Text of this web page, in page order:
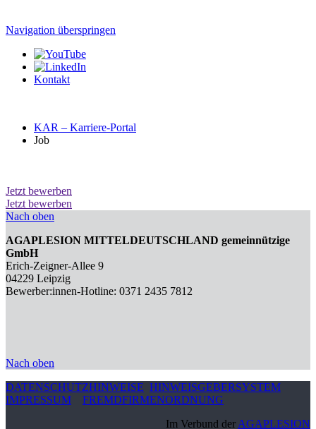
Navigation überspringen
Kontakt
KAR – Karriere-Portal
Job
Jetzt bewerben
Jetzt bewerben
Nach oben
AGAPLESION MITTELDEUTSCHLAND gemeinnützige
GmbH
Erich-Zeigner-Allee 9
04229 Leipzig
Bewerber:innen-Hotline: 0371 2435 7812
Nach oben
DATENSCHUTZHINWEISE HINWEISGEBERSYSTEM
IMPRESSUM
FREMDFIRMENORDNUNG
Im Verbund der AGAPLESION